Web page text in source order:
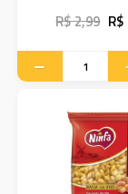
R$ 2,99 R$